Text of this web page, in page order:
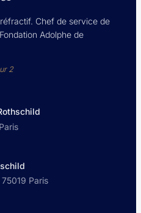
Chef de service de
Adolphe de
2
Paris